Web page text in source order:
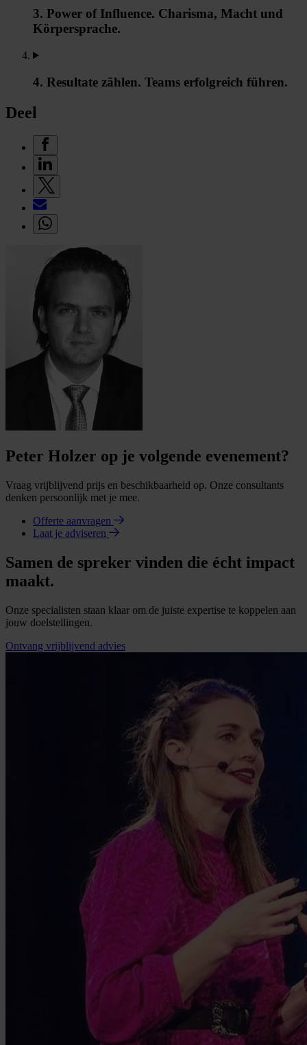
3. Power of Influence. Charisma, Macht und
Körpersprache.
4. Resultate zählen. Teams erfolgreich führen.
Deel
Peter Holzer op je volgende evenement?
Vraag vrijblijvend prijs en beschikbaarheid op. Onze consultants
denken persoonlijk met je mee.
Offerte aanvragen
Laat je adviseren
Samen de spreker vinden die écht impact
maakt.
Onze specialisten staan klaar om de juiste expertise te koppelen aan
jouw doelstellingen.
Ontvang vrijblijvend advies